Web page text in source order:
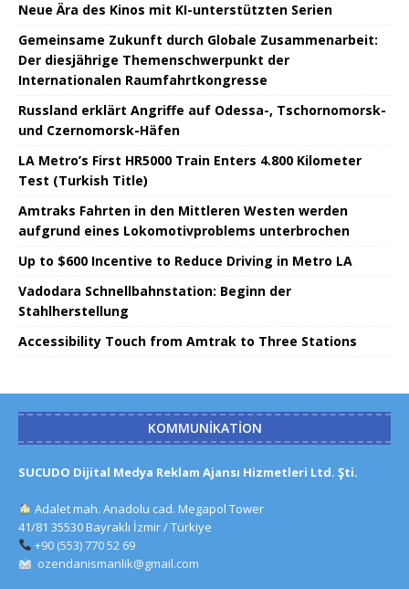
Neue Ära des Kinos mit KI-unterstützten Serien
Gemeinsame Zukunft durch Globale Zusammenarbeit:
Der diesjährige Themenschwerpunkt der
Internationalen Raumfahrtkongresse
Russland erklärt Angriffe auf Odessa-, Tschornomorsk-
und Czernomorsk-Häfen
LA Metro’s First HR5000 Train Enters 4.800 Kilometer
Test (Turkish Title)
Amtraks Fahrten in den Mittleren Westen werden
aufgrund eines Lokomotivproblems unterbrochen
Up to $600 Incentive to Reduce Driving in Metro LA
Vadodara Schnellbahnstation: Beginn der
Stahlherstellung
Accessibility Touch from Amtrak to Three Stations
KOMMUNIKATION
SUCUDO Dijital Medya Reklam Ajansı Hizmetleri Ltd. Şti.
Adalet mah. Anadolu cad. Megapol Tower
41/81 35530 Bayraklı İzmir / Türkiye
+90 (553) 770 52 69
ozendanismanlik@gmail.com